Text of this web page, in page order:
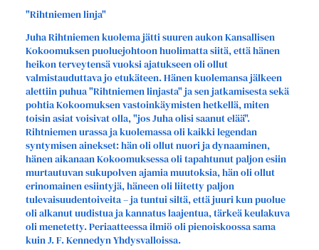
"Rihtniemen linja"
Juha Rihtniemen kuolema jätti suuren aukon Kansallisen
Kokoomuksen puoluejohtoon huolimatta siitä, että hänen
heikon terveytensä vuoksi ajatukseen oli ollut
valmistauduttava jo etukäteen. Hänen kuolemansa jälkeen
alettiin puhua "Rihtniemen linjasta" ja sen jatkamisesta sekä
pohtia Kokoomuksen vastoinkäymisten hetkellä, miten
toisin asiat voisivat olla, "jos Juha olisi saanut elää".
Rihtniemen urassa ja kuolemassa oli kaikki legendan
syntymisen ainekset: hän oli ollut nuori ja dynaaminen,
hänen aikanaan Kokoomuksessa oli tapahtunut paljon esiin
murtautuvan sukupolven ajamia muutoksia, hän oli ollut
erinomainen esiintyjä, häneen oli liitetty paljon
tulevaisuudentoiveita – ja tuntui siltä, että juuri kun puolue
oli alkanut uudistua ja kannatus laajentua, tärkeä keulakuva
oli menetetty. Periaatteessa ilmiö oli pienoiskoossa sama
kuin J. F. Kennedyn Yhdysvalloissa.